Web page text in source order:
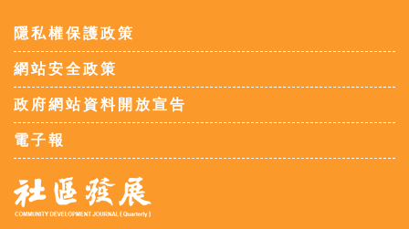
隱私權保護政策
網站安全政策
政府網站資料開放宣告
電子報